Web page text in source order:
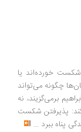
یا
می‌تواند
نه
شکست
ببرد...